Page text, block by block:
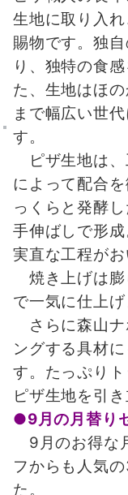
生地に取り入
賜物です。独
り、独特の食
た、生地はほ
まで幅広い世
す。
ピザ生地は、
によって配合
っくらと発酵
手伸ばしで形成
実直な工程がお
焼き上げは膨
で一気に仕上げ
さらに森山ナ
ングする具材
す。たっぷり
ピザ生地を引き
●9月の月替り
9月のお得な
フからも人気
た。